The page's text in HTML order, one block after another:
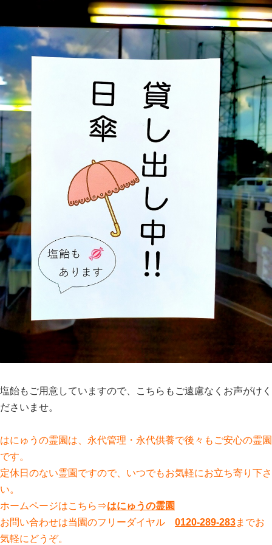
塩飴もご用意していますので、こちらもご遠慮なくお声がけく
ださいませ。
はにゅうの霊園は、永代管理・永代供養で後々もご安心の霊園
です。
定休日のない霊園ですので、いつでもお気軽にお立ち寄り下さ
い。
ホームページはこちら⇒はにゅうの霊園
お問い合わせは当園のフリーダイヤル 0120-289-283までお
気軽にどうぞ。